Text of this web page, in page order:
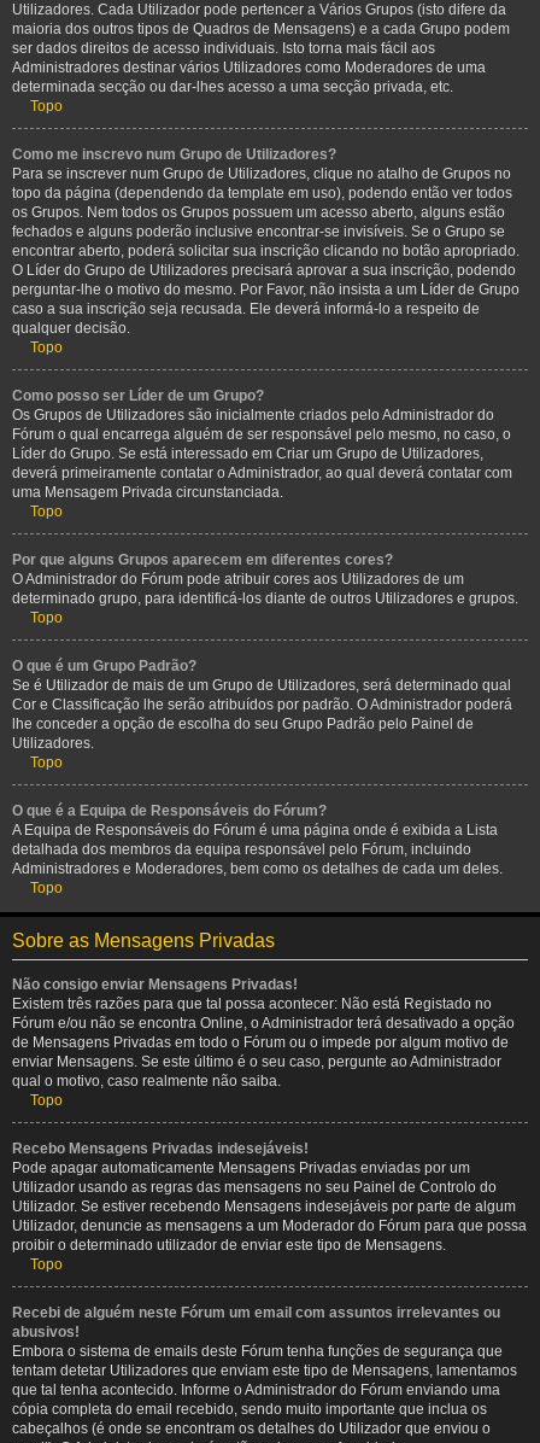
Utilizadores. Cada Utilizador pode pertencer a Vários Grupos (isto difere da
maioria dos outros tipos de Quadros de Mensagens) e a cada Grupo podem
ser dados direitos de acesso individuais. Isto torna mais fácil aos
Administradores destinar vários Utilizadores como Moderadores de uma
determinada secção ou dar-lhes acesso a uma secção privada, etc.
Topo
Como me inscrevo num Grupo de Utilizadores?
Para se inscrever num Grupo de Utilizadores, clique no atalho de Grupos no
topo da página (dependendo da template em uso), podendo então ver todos
os Grupos. Nem todos os Grupos possuem um acesso aberto, alguns estão
fechados e alguns poderão inclusive encontrar-se invisíveis. Se o Grupo se
encontrar aberto, poderá solicitar sua inscrição clicando no botão apropriado.
O Líder do Grupo de Utilizadores precisará aprovar a sua inscrição, podendo
perguntar-lhe o motivo do mesmo. Por Favor, não insista a um Líder de Grupo
caso a sua inscrição seja recusada. Ele deverá informá-lo a respeito de
qualquer decisão.
Topo
Como posso ser Líder de um Grupo?
Os Grupos de Utilizadores são inicialmente criados pelo Administrador do
Fórum o qual encarrega alguém de ser responsável pelo mesmo, no caso, o
Líder do Grupo. Se está interessado em Criar um Grupo de Utilizadores,
deverá primeiramente contatar o Administrador, ao qual deverá contatar com
uma Mensagem Privada circunstanciada.
Topo
Por que alguns Grupos aparecem em diferentes cores?
O Administrador do Fórum pode atribuir cores aos Utilizadores de um
determinado grupo, para identificá-los diante de outros Utilizadores e grupos.
Topo
O que é um Grupo Padrão?
Se é Utilizador de mais de um Grupo de Utilizadores, será determinado qual
Cor e Classificação lhe serão atribuídos por padrão. O Administrador poderá
lhe conceder a opção de escolha do seu Grupo Padrão pelo Painel de
Utilizadores.
Topo
O que é a Equipa de Responsáveis do Fórum?
A Equipa de Responsáveis do Fórum é uma página onde é exibida a Lista
detalhada dos membros da equipa responsável pelo Fórum, incluindo
Administradores e Moderadores, bem como os detalhes de cada um deles.
Topo
Sobre as Mensagens Privadas
Não consigo enviar Mensagens Privadas!
Existem três razões para que tal possa acontecer: Não está Registado no
Fórum e/ou não se encontra Online, o Administrador terá desativado a opção
de Mensagens Privadas em todo o Fórum ou o impede por algum motivo de
enviar Mensagens. Se este último é o seu caso, pergunte ao Administrador
qual o motivo, caso realmente não saiba.
Topo
Recebo Mensagens Privadas indesejáveis!
Pode apagar automaticamente Mensagens Privadas enviadas por um
Utilizador usando as regras das mensagens no seu Painel de Controlo do
Utilizador. Se estiver recebendo Mensagens indesejáveis por parte de algum
Utilizador, denuncie as mensagens a um Moderador do Fórum para que possa
proibir o determinado utilizador de enviar este tipo de Mensagens.
Topo
Recebi de alguém neste Fórum um email com assuntos irrelevantes ou
abusivos!
Embora o sistema de emails deste Fórum tenha funções de segurança que
tentam detetar Utilizadores que enviam este tipo de Mensagens, lamentamos
que tal tenha acontecido. Informe o Administrador do Fórum enviando uma
cópia completa do email recebido, sendo muito importante que inclua os
cabeçalhos (é onde se encontram os detalhes do Utilizador que enviou o